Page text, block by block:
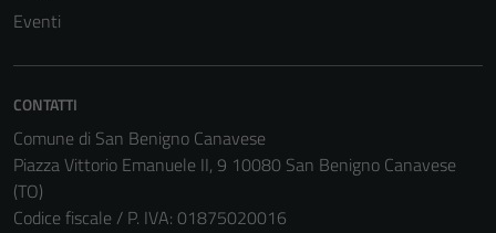
Eventi
CONTATTI
Comune di San Benigno Canavese
Piazza Vittorio Emanuele II, 9 10080 San Benigno Canavese
(TO)
Codice fiscale / P. IVA: 01875020016
non raccolgono
informazioni
personali.